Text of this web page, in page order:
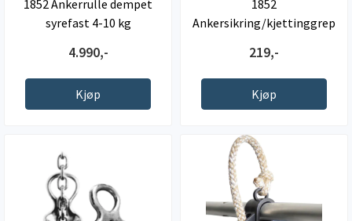
1852 Ankerrulle dempet
syrefast 4-10 kg
4.990,-
Kjøp
1852
Ankersikring/kjettinggrep
219,-
Kjøp